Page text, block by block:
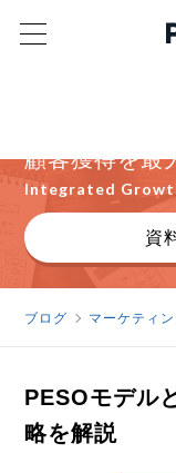
顧客獲得を最
Integrated
資
ブログ マーケティ
PESOモデル
略を解説